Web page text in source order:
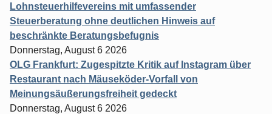
Lohnsteuerhilfevereins mit umfassender
Steuerberatung ohne deutlichen Hinweis auf
beschränkte Beratungsbefugnis
Donnerstag, August 6 2026
OLG Frankfurt: Zugespitzte Kritik auf Instagram über
Restaurant nach Mäuseköder-Vorfall von
Meinungsäußerungsfreiheit gedeckt
Donnerstag, August 6 2026